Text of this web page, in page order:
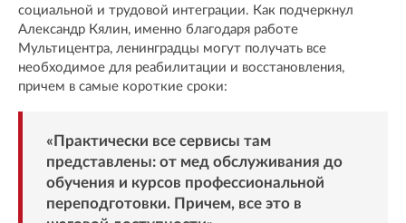
социальной и трудовой интеграции. Как подчеркнул
Александр Кялин, именно благодаря работе
Мультицентра, ленинградцы могут получать все
необходимое для реабилитации и восстановления,
причем в самые короткие сроки:
«Практически все сервисы там
представлены: от мед обслуживания до
обучения и курсов профессиональной
переподготовки. Причем, все это в